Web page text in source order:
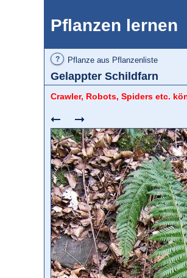
Pflanzen lernen
? Pflanze aus Pflanzenliste
Gelappter Schildfarn
Crawler, Robots, Spiders etc.